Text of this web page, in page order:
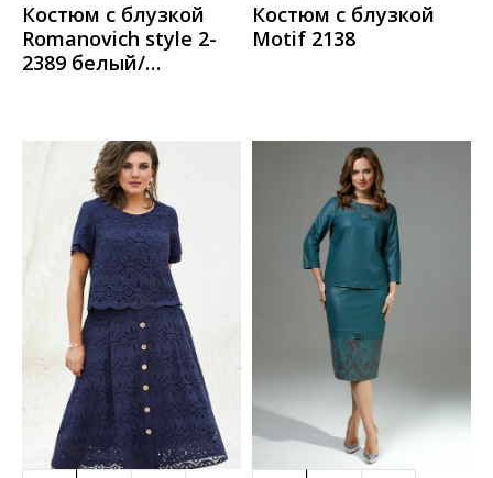
Костюм с блузкой
Romanovich style 2-
2389 белый/
Костюм с блузкой
Motif 2138